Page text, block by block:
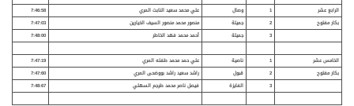
الرابع عشر 1 وصال علي محمد سعيد النابت المري
7:46:58
بكار مفتوح
2 جميلة منصور محمد منصور السيف الخيارين
7:47:03
3
جميلة أحمد محمد فهد الخاطر 7:48:00
الخامس عشر 1 ناصية علي حمد محمد طفله المري
7:47:19
بكار مفتوح
2 قبول راشد سعيد راشد بووضحى المري
7:47:60
3
الفايزة فيصل ناصر محمد طرجم السهلي 7:48:67